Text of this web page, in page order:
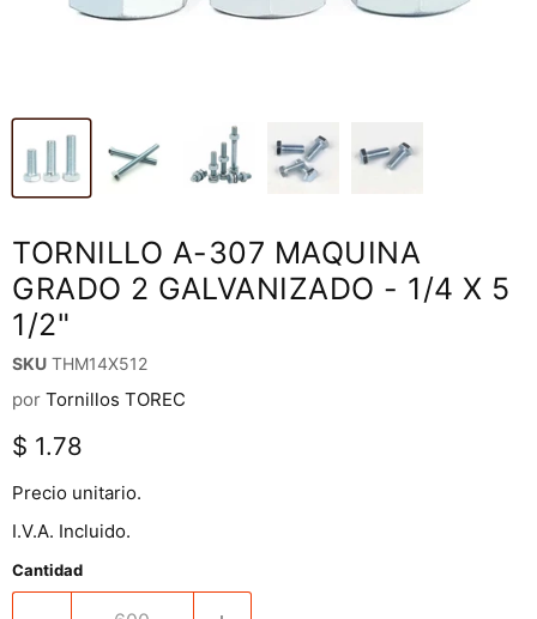
TORNILLO A-307 MAQUINA
GRADO 2 GALVANIZADO - 1/4 X 5
1/2"
SKU THM14X512
por Tornillos TOREC
Precio actual
$ 1.78
Precio unitario.
I.V.A. Incluido.
Cantidad